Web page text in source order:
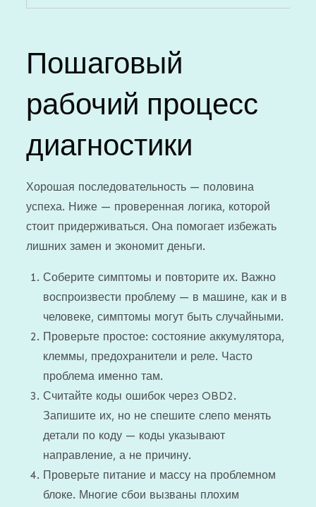
Пошаговый
рабочий процесс
диагностики
Хорошая последовательность — половина
успеха. Ниже — проверенная логика, которой
стоит придерживаться. Она помогает избежать
лишних замен и экономит деньги.
Соберите симптомы и повторите их. Важно
воспроизвести проблему — в машине, как и в
человеке, симптомы могут быть случайными.
Проверьте простое: состояние аккумулятора,
клеммы, предохранители и реле. Часто
проблема именно там.
Считайте коды ошибок через OBD2.
Запишите их, но не спешите слепо менять
детали по коду — коды указывают
направление, а не причину.
Проверьте питание и массу на проблемном
блоке. Многие сбои вызваны плохим